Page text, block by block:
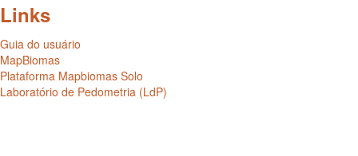
Links
Guia do usuário
MapBiomas
Plataforma Mapbiomas Solo
Laboratório de Pedometria (LdP)